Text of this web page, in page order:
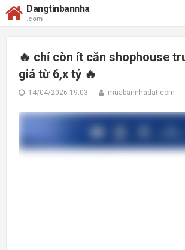
Dangtinbannha
.com
🔥 chỉ còn ít căn shophouse
giá từ 6,x tỷ 🔥
14/04/2026 19:03 muabannhadat.com